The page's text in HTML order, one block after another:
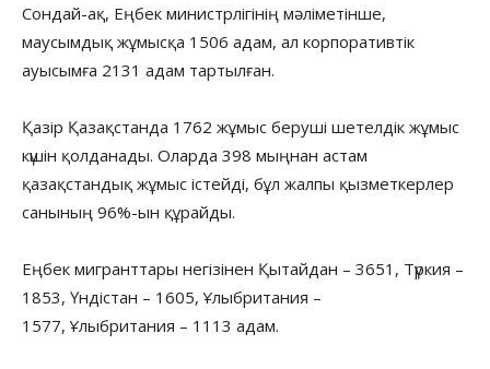
Сондай-ақ, Еңбек министрлігінің мәліметінше,
маусымдық жұмысқа 1506 адам, ал корпоративтік
ауысымға 2131 адам тартылған.
Қазір Қазақстанда 1762 жұмыс беруші шетелдік жұмыс
күшін қолданады. Оларда 398 мыңнан астам
қазақстандық жұмыс істейді, бұл жалпы қызметкерлер
санының 96%-ын құрайды.
Еңбек мигранттары негізінен Қытайдан – 3651, Түркия –
1853, Үндістан – 1605, Ұлыбритания –
1577, Ұлыбритания – 1113 адам.